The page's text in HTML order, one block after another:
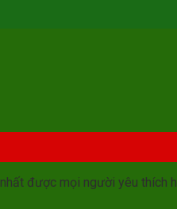
được mọi người yêu thích